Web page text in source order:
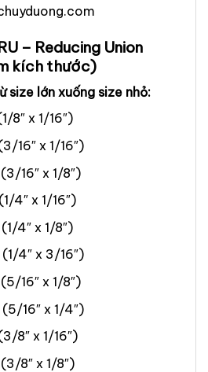
– Reducing Union
kích thước)
size lớn xuống size nhỏ:
x 1/16″)
x 1/16″)
x 1/8″)
x 1/16″)
4″ x 1/8″)
4″ x 3/16″)
x 1/8″)
16″ x 1/4″)
x 1/16″)
8″ x 1/8″)